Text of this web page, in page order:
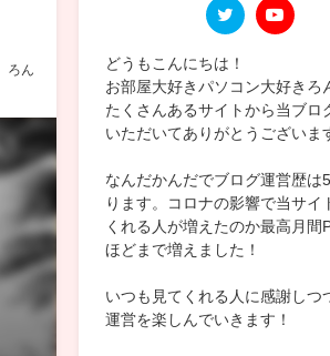
ろん
どうもこんにちは！
お部屋大好きパソコン大好きろ
たくさんあるサイトから当ブロ
いただいてありがとうございま
なんだかんだでブログ運営歴は
ります。コロナの影響で当サイ
くれる人が増えたのか最高月間
ほどまで増えました！
いつも見てくれる人に感謝しつ
運営を楽しんでいきます！